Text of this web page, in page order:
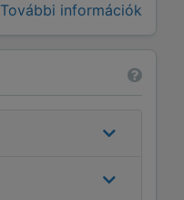
További információk